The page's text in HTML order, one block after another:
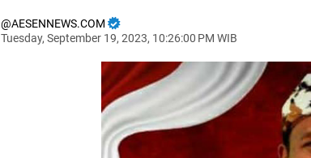
AESENNEWS.COM
Tuesday, September 19, 2023, 10:26:00 PM WIB